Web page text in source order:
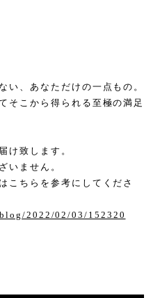
い、あなただけの一点もの。
そこから得られる至極の満足
け致します。
いません。
こちらを参考にしてくださ
2022/02/03/152320